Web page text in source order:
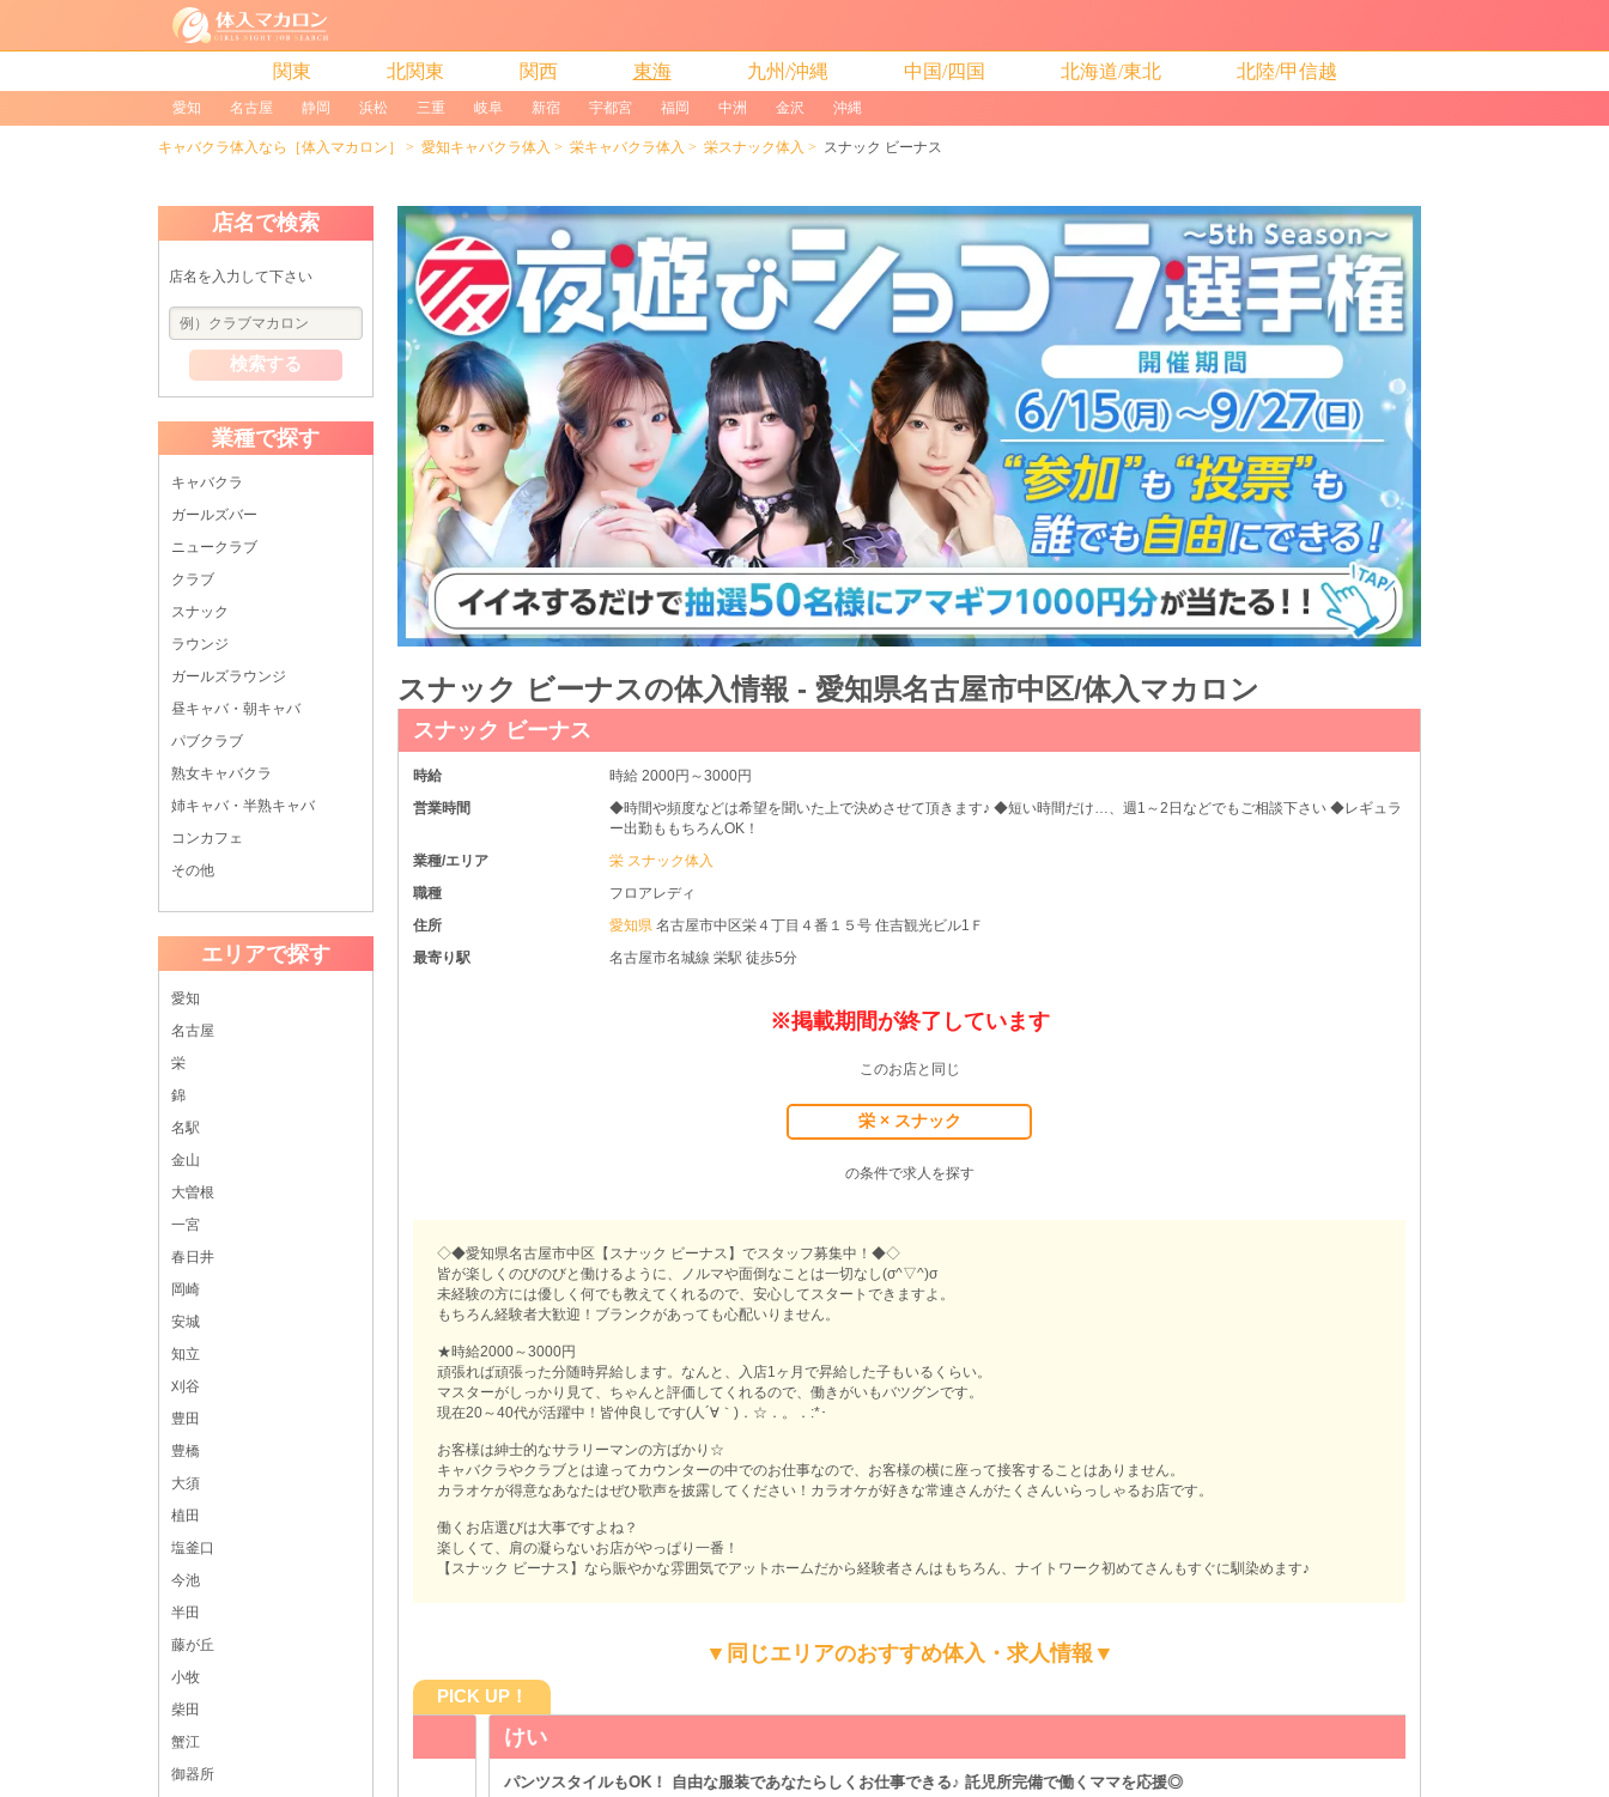
関東 北関東 関西 東海 九州/沖縄 中国/四国 北海道/東北 北陸/甲信越
愛知 名古屋 静岡 浜松 三重 岐阜 新宿 宇都宮 福岡 中洲 金沢 沖縄
キャバクラ体入なら［体入マカロン］ 愛知キャバクラ体入 栄キャバクラ体入 栄スナック体入 スナック ビーナス
店名で検索
店名を入力して下さい
検索する
業種で探す
キャバクラ
ガールズバー
ニュークラブ
クラブ
スナック
ラウンジ
ガールズラウンジ
昼キャバ・朝キャバ
パブクラブ
熟女キャバクラ
姉キャバ・半熟キャバ
コンカフェ
その他
エリアで探す
愛知
名古屋
栄
錦
名駅
金山
大曽根
一宮
春日井
岡崎
安城
知立
刈谷
豊田
豊橋
大須
植田
塩釜口
今池
半田
藤が丘
小牧
柴田
蟹江
御器所
スナック ビーナスの体入情報 - 愛知県名古屋市中区/体入マカロン
スナック ビーナス
時給
時給 2000円～3000円
営業時間
◆時間や頻度などは希望を聞いた上で決めさせて頂きます♪ ◆短い時間だけ…、週1～2日などでもご相談下さい ◆レギュラ
ー出勤ももちろんOK！
業種/エリア
栄 スナック体入
職種
フロアレディ
住所
愛知県名古屋市中区栄４丁目４番１５号 住吉観光ビル1Ｆ
最寄り駅
名古屋市名城線 栄駅 徒歩5分
※掲載期間が終了しています
このお店と同じ
栄 × スナック
の条件で求人を探す
◇◆愛知県名古屋市中区【スナック ビーナス】でスタッフ募集中！◆◇
皆が楽しくのびのびと働けるように、ノルマや面倒なことは一切なし(σ^▽^)σ
未経験の方には優しく何でも教えてくれるので、安心してスタートできますよ。
もちろん経験者大歓迎！ブランクがあっても心配いりません。
★時給2000～3000円
頑張れば頑張った分随時昇給します。なんと、入店1ヶ月で昇給した子もいるくらい。
マスターがしっかり見て、ちゃんと評価してくれるので、働きがいもバツグンです。
現在20～40代が活躍中！皆仲良しです(人´∀｀)．☆．。．:*･
お客様は紳士的なサラリーマンの方ばかり☆
キャバクラやクラブとは違ってカウンターの中でのお仕事なので、お客様の横に座って接客することはありません。
カラオケが得意なあなたはぜひ歌声を披露してください！カラオケが好きな常連さんがたくさんいらっしゃるお店です。
働くお店選びは大事ですよね？
楽しくて、肩の凝らないお店がやっぱり一番！
【スナック ビーナス】なら賑やかな雰囲気でアットホームだから経験者さんはもちろん、ナイトワーク初めてさんもすぐに馴染めます♪
▼同じエリアのおすすめ体入・求人情報▼
PICK UP！
トも採用しています！ パンツスタイルもOK！ 自由な服装であなたらしくお仕事できる♪ 託児所完備で働くママを応援◎